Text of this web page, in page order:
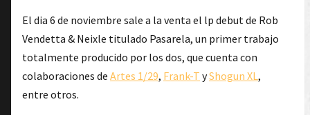
El dia 6 de noviembre sale a la venta el lp debut de Rob
Vendetta & Neixle titulado Pasarela, un primer trabajo
totalmente producido por los dos, que cuenta con
colaboraciones de Artes 1/29, Frank-T yShogun XL,
entre otros.